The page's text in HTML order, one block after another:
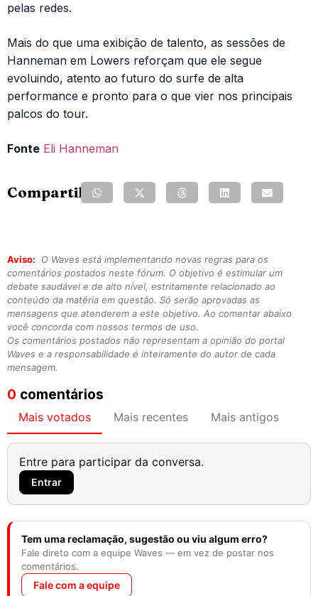
pelas redes.
Mais do que uma exibição de talento, as sessões de
Hanneman em Lowers reforçam que ele segue
evoluindo, atento ao futuro do surfe de alta
performance e pronto para o que vier nos principais
palcos do tour.
Fonte Eli Hanneman
Compartilhe:
Aviso:
O Waves está implementando novas regras para os
comentários postados neste fórum. O objetivo é estimular um
debate saudável e de alto nível, estritamente relacionado ao
conteúdo da matéria em questão. Só serão aprovadas as
mensagens que atenderem a este objetivo. Ao comentar abaixo
você concorda com nossos termos de uso.
Os comentários postados não representam a opinião do portal
Waves e a responsabilidade é inteiramente do autor de cada
mensagem.
0 comentários
Mais votados Mais recentes Mais antigos
Entre para participar da conversa.
Entrar
Tem uma reclamação, sugestão ou viu algum erro?
Fale direto com a equipe Waves — em vez de postar nos
comentários.
Fale com a equipe